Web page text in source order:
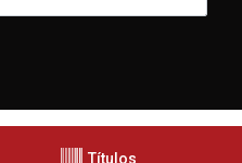
Títulos